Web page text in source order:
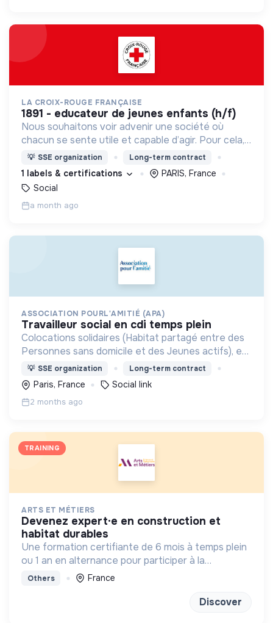
LA CROIX-ROUGE FRANÇAISE
1891 - educateur de jeunes enfants (h/f)
Nous souhaitons voir advenir une société où
chacun se sente utile et capable d’agir. Pour cela,
nous proposons des moyens et des lieux
d’engagement innovants et adaptés à tous.
💡 SSE organization Long-term contract
1 labels & certifications
PARIS, France
Social
a month ago
ASSOCIATION POURL'AMITIÉ (APA)
travailleur social en cdi temps plein
Colocations solidaires (Habitat partagé entre des
Personnes sans domicile et des Jeunes actifs), en
région parisienne
💡 SSE organization Long-term contract
Paris, France Social link
2 months ago
TRAINING
ARTS ET MÉTIERS
devenez expert·e en construction et
habitat durables
Une formation certifiante de 6 mois à temps plein
ou 1 an en alternance pour participer à la
conception et à la rénovation de bâtiments
Others France
Discover